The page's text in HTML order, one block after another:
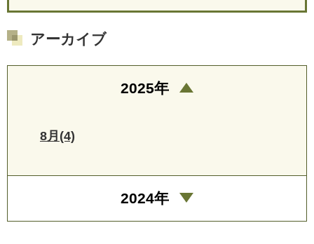
アーカイブ
2025年
8月(4)
2024年